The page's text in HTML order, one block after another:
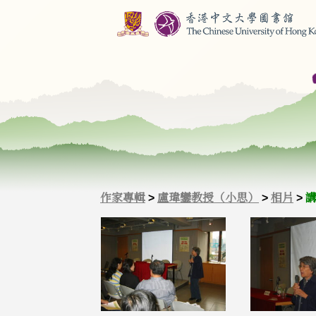
作家專輯 > 盧瑋鑾教授 （小思） > 相片 >